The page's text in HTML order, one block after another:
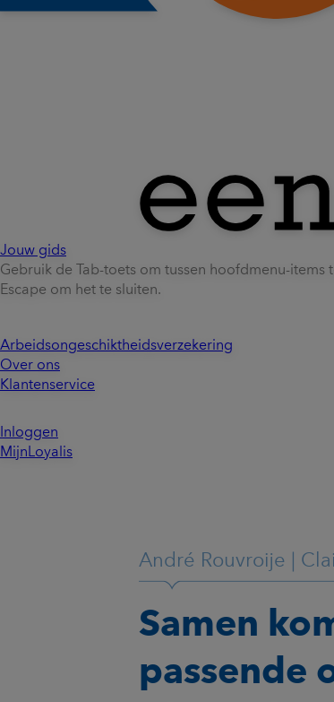
Jouw gids
Gebruik de Tab-toets om tussen hoofdmenu-
Escape om het te sluiten.
Arbeidsongeschiktheidsverzekering
Over ons
Klantenservice
Inloggen
MijnLoyalis
André Rouvroije |
Samen
passende